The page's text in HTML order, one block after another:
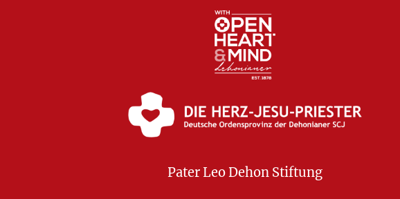
Pater Leo Dehon Stiftung